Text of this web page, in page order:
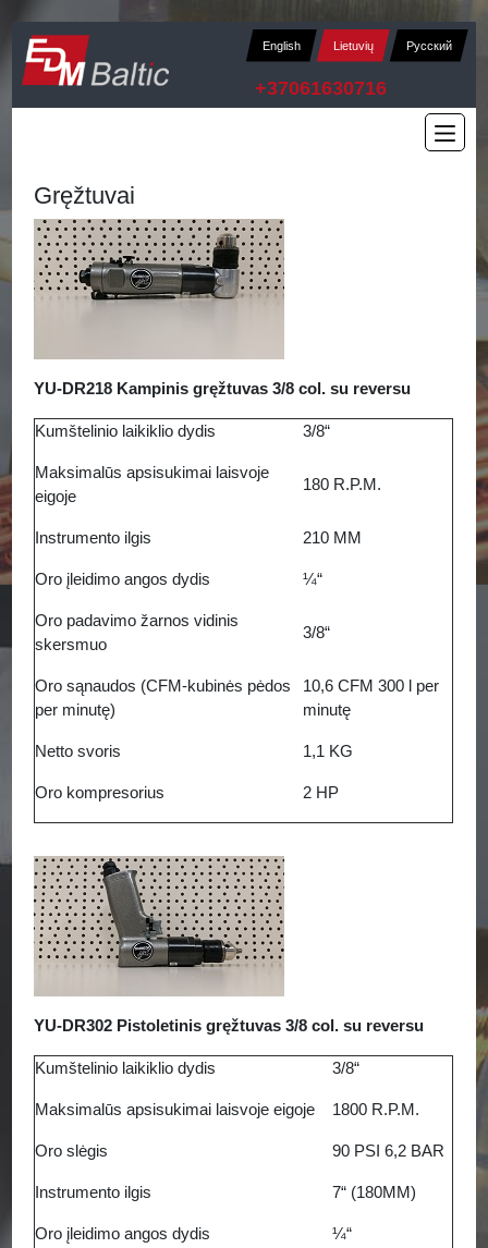
English Lietuvių Русский
+37061630716
Gręžtuvai
YU-DR218 Kampinis gręžtuvas 3/8 col. su reversu
Kumštelinio laikiklio dydis 3/8“
Maksimalūs apsisukimai laisvoje
eigoje
180 R.P.M.
Instrumento ilgis 210 MM
Oro įleidimo angos dydis ¼“
Oro padavimo žarnos vidinis
skersmuo
3/8“
Oro sąnaudos (CFM-kubinės pėdos
per minutę)
10,6 CFM 300 l per
minutę
Netto svoris 1,1 KG
Oro kompresorius 2 HP
YU-DR302 Pistoletinis gręžtuvas 3/8 col. su reversu
Kumštelinio laikiklio dydis 3/8“
Maksimalūs apsisukimai laisvoje eigoje 1800 R.P.M.
Oro slėgis 90 PSI 6,2 BAR
Instrumento ilgis 7“ (180MM)
Oro įleidimo angos dydis ¼“